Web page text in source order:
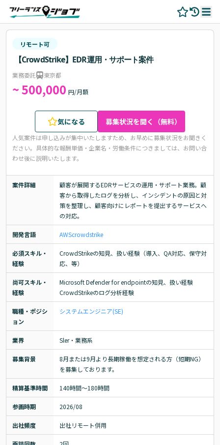
リモート可
【CrowdStrike】EDR運用・サポート案件
業務委託 東京都
~ 500,000 円/月額
気になる 募集状況を聞く（無料）
人気案件は申し込みが集中いたしますため、お早めに募集状況をお聞きく
ださい。 具体的な報酬単価・企業名・労働条件につきましては、お問い合
わせ後に説明いたします。
案件詳細
顧客が展開するEDRサービスの運用・サポート業務。顧
客から取得したログを分析し、インシデントの原因と対
策を整理し、顧客向けにレポートを提出するサービスへ
の対応。
開発言語 AWScrowdstrike
必須スキル・
経験
CrowdStrikeの知見、扱い経験（導入、QA対応、保守対
応、等）
尚可スキル・
経験
Microsoft Defender for endpointの知見、扱い経験
CrowdStrikeのログ分析経験
職種・ポジシ
ョン
システムエンジニア(SE)
業界 Sler・業務系
募集背景
8月または9月より長期稼働を想定される方（短期NG）
を募集しております。
精算基準時間 140時間〜180時間
参画時期 2026/08
出社頻度 出社リモート併用